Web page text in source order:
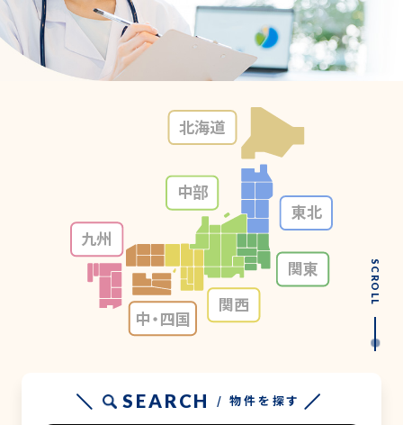
北海道
東北
関東
関西
中部
九州
中・四国
SCROLL
SEARCH / 物件を探す